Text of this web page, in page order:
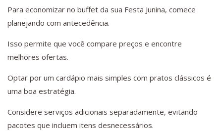
Para economizar no buffet da sua Festa Junina, comece
planejando com antecedência.
Isso permite que você compare preços e encontre
melhores ofertas.
Optar por um cardápio mais simples com pratos clássicos é
uma boa estratégia.
Considere serviços adicionais separadamente, evitando
pacotes que incluem itens desnecessários.